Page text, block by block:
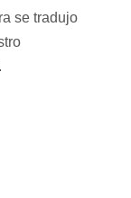
se tradujo